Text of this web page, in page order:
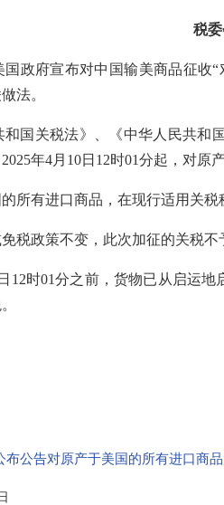
税
政府宣布对中国输美商品征收“
法。
关税法》、《中华人民共和
年4月10日12时01分起，对
有进口商品，在现行适用关税
政策不变，此次加征的关税不
时01分之前，货物已从启运地
布公告对原产于美国的所有进口商